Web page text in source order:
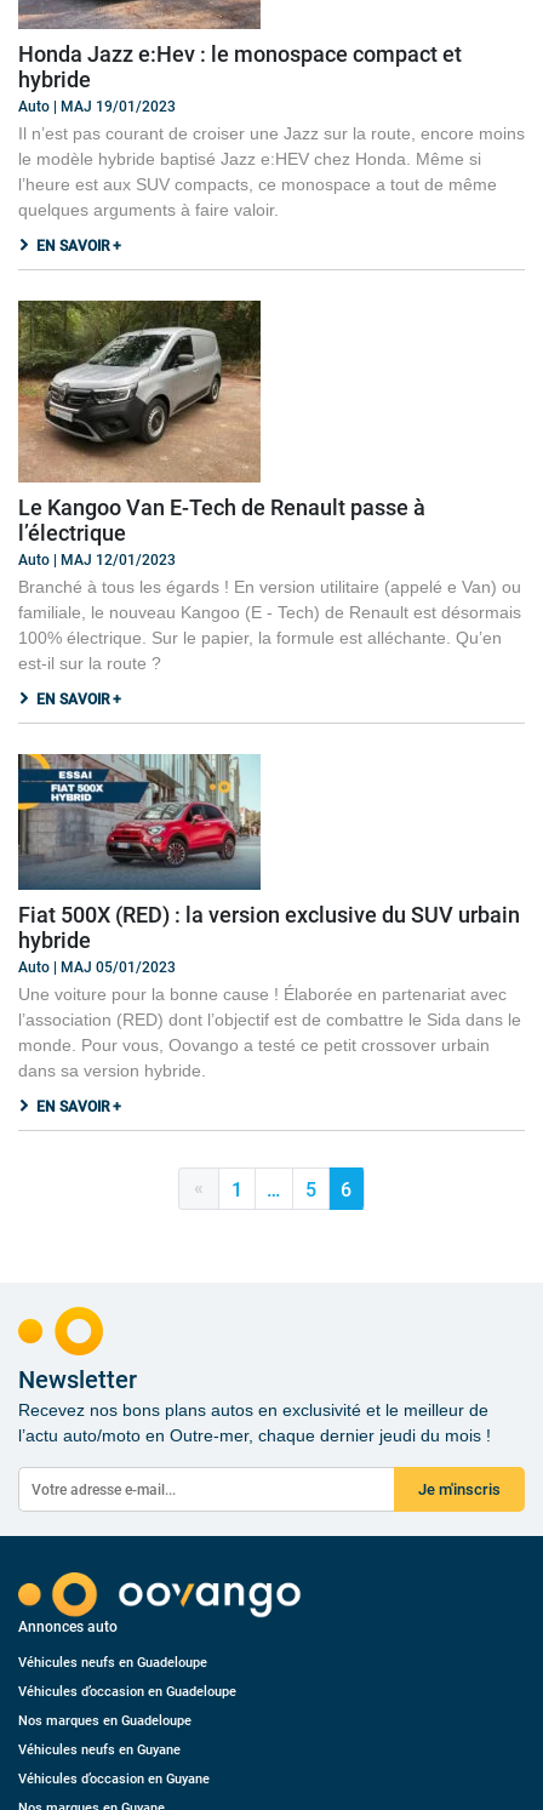
Honda Jazz e:Hev : le monospace compact et
hybride
Auto | MAJ 19/01/2023
Il n’est pas courant de croiser une Jazz sur la route, encore moins
le modèle hybride baptisé Jazz e:HEV chez Honda. Même si
l’heure est aux SUV compacts, ce monospace a tout de même
quelques arguments à faire valoir.
EN SAVOIR +
Le Kangoo Van E-Tech de Renault passe à
l’électrique
Auto | MAJ 12/01/2023
Branché à tous les égards ! En version utilitaire (appelé e Van) ou
familiale, le nouveau Kangoo (E - Tech) de Renault est désormais
100% électrique. Sur le papier, la formule est alléchante. Qu’en
est-il sur la route ?
EN SAVOIR +
Fiat 500X (RED) : la version exclusive du SUV urbain
hybride
Auto | MAJ 05/01/2023
Une voiture pour la bonne cause ! Élaborée en partenariat avec
l’association (RED) dont l’objectif est de combattre le Sida dans le
monde. Pour vous, Oovango a testé ce petit crossover urbain
dans sa version hybride.
EN SAVOIR +
« 1 … 5 6
Newsletter
Recevez nos bons plans autos en exclusivité et le meilleur de
l’actu auto/moto en Outre-mer, chaque dernier jeudi du mois !
Je m'inscris
Annonces auto
Véhicules neufs en Guadeloupe
Véhicules d’occasion en Guadeloupe
Nos marques en Guadeloupe
Véhicules neufs en Guyane
Véhicules d’occasion en Guyane